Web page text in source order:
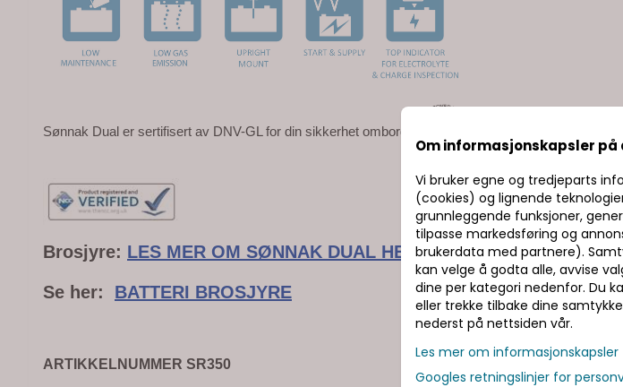
Sønnak Dual er sertifisert av DNV-GL for din sikkerhet ombord.
Brosjyre: LES MER OM SØNNAK DUAL HER
Se her: BATTERI BROSJYRE
ARTIKKELNUMMER SR350
Om informasjonskapsler
Vi bruker egne og tredjeparts
(cookies) og lignende
grunnleggende funksjoner,
tilpasse markedsføring og
brukerdata med partnere).
kan velge å godta alle, avvise
dine per kategori nedenfor. Du
eller trekke tilbake dine
nederst på nettsiden vår.
Les mer om informasjonskapsler
Googles retningslinjer for